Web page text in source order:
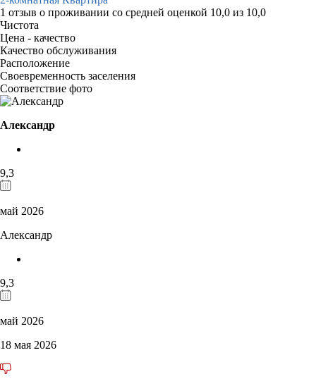
1 отзыв о проживании со средней оценкой 10,0 из 10,0
Чистота
Цена - качество
Качество обслуживания
Расположение
Своевременность заселения
Соответствие фото
Александр
9,3
май 2026
Александр
9,3
май 2026
18 мая 2026